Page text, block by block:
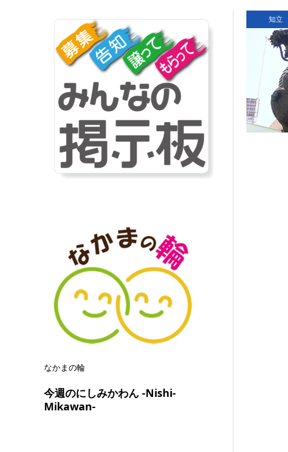
知立
なかまの輪
今週のにしみかわん -Nishi-
Mikawan-